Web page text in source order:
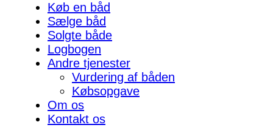
Køb en båd
Sælge båd
Solgte både
Logbogen
Andre tjenester
Vurdering af båden
Købsopgave
Om os
Kontakt os